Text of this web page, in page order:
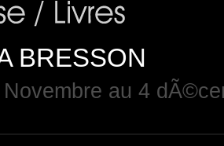
BRESSON
au 4